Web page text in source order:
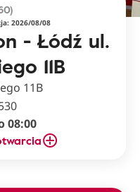
- Łódź ul.
11B
2026/08/08
11B
08:00